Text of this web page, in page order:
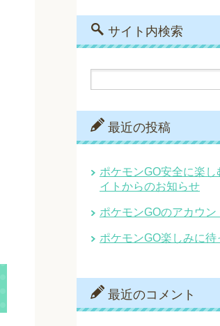
サイト内検索
最近の投稿
ポケモンGO安全に楽
イトからのお知らせ
ポケモンGOのアカウ
ポケモンGO楽しみに待
最近のコメント